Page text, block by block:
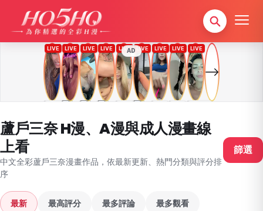
AD
蘆戶三奈 H漫、A漫與成人漫畫線
上看
中文全彩蘆戶三奈漫畫作品，依最新更新、熱門分類與評分排
序
篩選
最新 最高評分 最多評論 最多觀看